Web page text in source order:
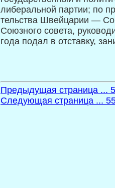
либеральной партии; по
тельства Швейцарии —
Союзного совета,
года подал в отставку,
Предыдущая страница ...
Следующая страница ...